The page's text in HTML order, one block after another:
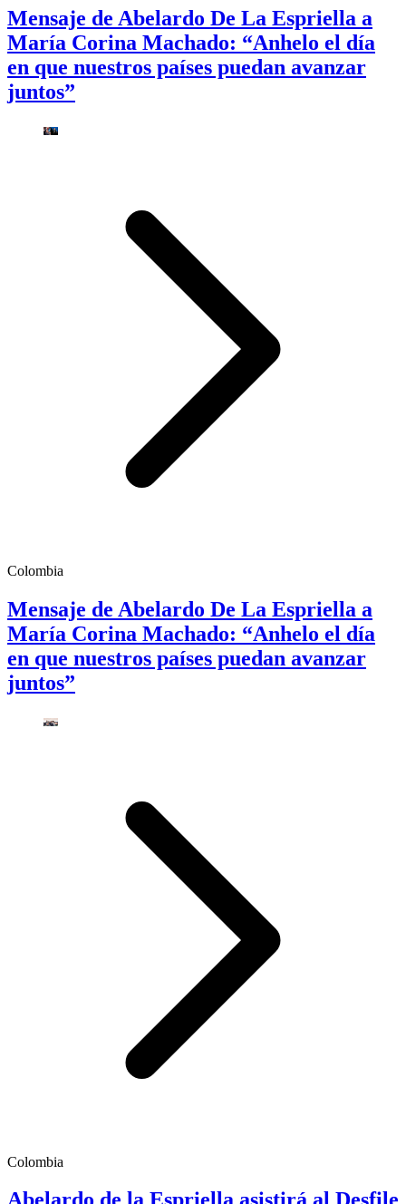
Mensaje de Abelardo De La Espriella a
María Corina Machado: “Anhelo el día
en que nuestros países puedan avanzar
juntos”
Colombia
Mensaje de Abelardo De La Espriella a
María Corina Machado: “Anhelo el día
en que nuestros países puedan avanzar
juntos”
Colombia